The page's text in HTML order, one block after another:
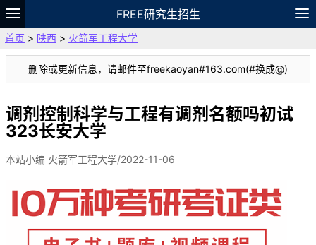
FREE研究生招生
题库
故事 专题
VIP
资料
首页 > 陕西 > 火箭军工程大学
删除或更新信息，请邮件至freekaoyan#163.com(#换成@)
调剂控制科学与工程有调剂名额吗初试
323长安大学
本站小编 火箭军工程大学/2022-11-06